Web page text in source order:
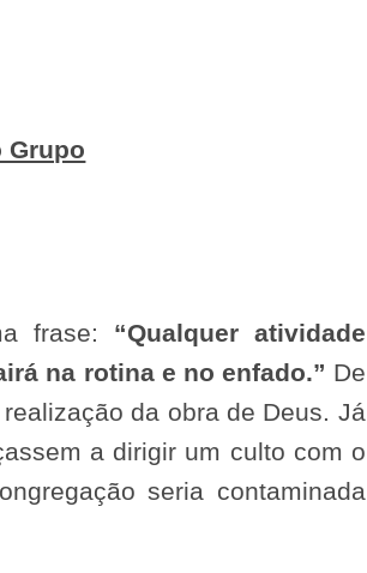
Grupo
frase: “Qualquer atividade
na rotina e no enfado.” De
da obra de Deus. Já
a dirigir um culto com o
seria contaminada